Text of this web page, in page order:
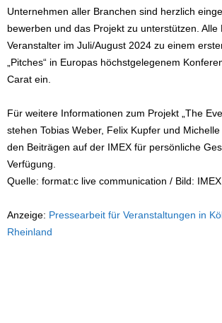
Unternehmen aller Branchen sind herzlich
bewerben und das Projekt zu unterstützen.
Veranstalter im Juli/August 2024 zu einem
„Pitches“ in Europas höchstgelegenem
Carat ein.
Für weitere Informationen zum Projekt „The
stehen Tobias Weber, Felix Kupfer und
den Beiträgen auf der IMEX für persönliche
Verfügung.
Quelle: format:c live communication / Bild: IMEX
Anzeige: Pressearbeit für Veranstaltungen in
Rheinland